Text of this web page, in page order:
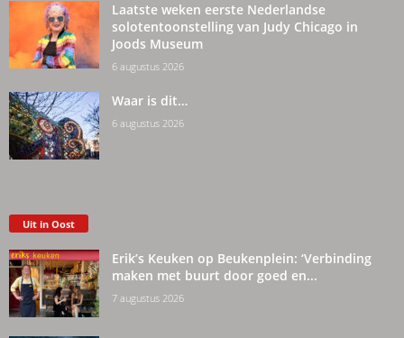
Laatste weken eerste Nederlandse
solotentoonstelling van Judy Chicago in
Joods Museum
6 augustus 2026
Waar is dit…
6 augustus 2026
Uit in Oost
Erik’s Keuken op Beukenplein: ‘Verbinding
maken met buurt door goed en...
7 augustus 2026